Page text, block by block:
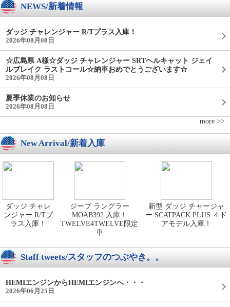
NEWS/新着情報
ダッジ チャレンジャー R/Tプラス入庫！
2026年08月08日
☆広島県 A様☆ダッジ チャレンジャー SRTヘルキャット ジェイ
ルブレイク ラストコール☆納車おめでとうございます☆
2026年08月08日
夏季休業のお知らせ
2026年08月08日
more >>
New Arrival/新着入庫
ダッジ チャレ
ンジャー R/Tプ
ラス入庫！
ジープ ラングラー
MOAB392 入庫！
TWELVE4TWELVE限定
車
新型 ダッジ チャージャ
ー SCATPACK PLUS ４ド
アモデル入庫！
Staff tweets/スタッフのつぶやき。。
HEMIエンジンからHEMIエンジンへ・・・
2026年06月25日